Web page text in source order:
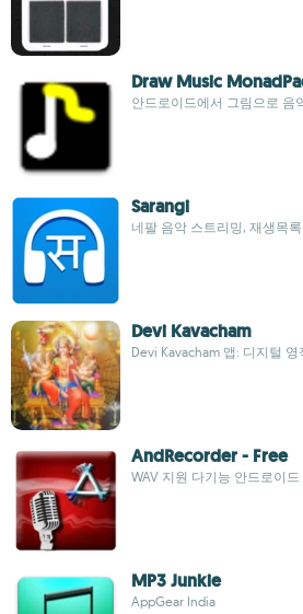
Draw Music
안드로이드에서 그림으로 음
Sarangi
네팔 음악 스트리밍, 재생목
Devi Kavacham
Devi Kavacham 앱: 디지털 영
AndRecorder - Free
WAV 지원 다기능 안드로이드
MP3 Junkie
AppGear India